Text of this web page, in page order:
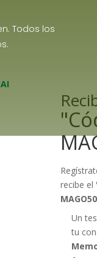
Todos los
recibe el
Un
tu